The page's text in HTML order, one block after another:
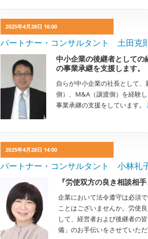
2025年4月28日 16:00
パートナー・コンサルタント 土田
中小企業の後継者として
の事業承継を支援します。
自らが中小企業の社長として
側）、M&A（譲渡側）を経験
事業承継の支援をしています。
2025年4月28日 14:00
パートナー・コンサルタント 小林
『労使双方の良き相談相
企業において法令遵守は必須
ことはございませんか。労使
して、経営者および後継者の
備」のお手伝いをさせていただ